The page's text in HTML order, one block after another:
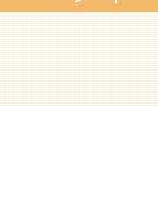
遺言書 無効に